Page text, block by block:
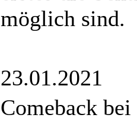
möglich sind.
23.01.2021
Comeback